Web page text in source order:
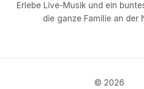
Erlebe Live-Musik und ein
die ganze Familie an der
© 2026